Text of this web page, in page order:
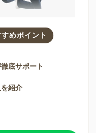
めポイント
底サポート
紹介